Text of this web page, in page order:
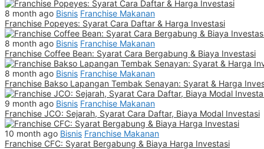
8 month ago Bisnis Franchise Makanan
Franchise Popeyes: Syarat Cara Daftar & Harga Investasi
8 month ago Bisnis Franchise Makanan
Franchise Coffee Bean: Syarat Cara Bergabung & Biaya Investasi
8 month ago Bisnis Franchise Makanan
Franchise Bakso Lapangan Tembak Senayan: Syarat & Harga
9 month ago Bisnis Franchise Makanan
Franchise JCO: Sejarah, Syarat Cara Daftar, Biaya Modal Investasi
10 month ago Bisnis Franchise Makanan
Franchise CFC: Syarat Bergabung & Biaya Harga Investasi